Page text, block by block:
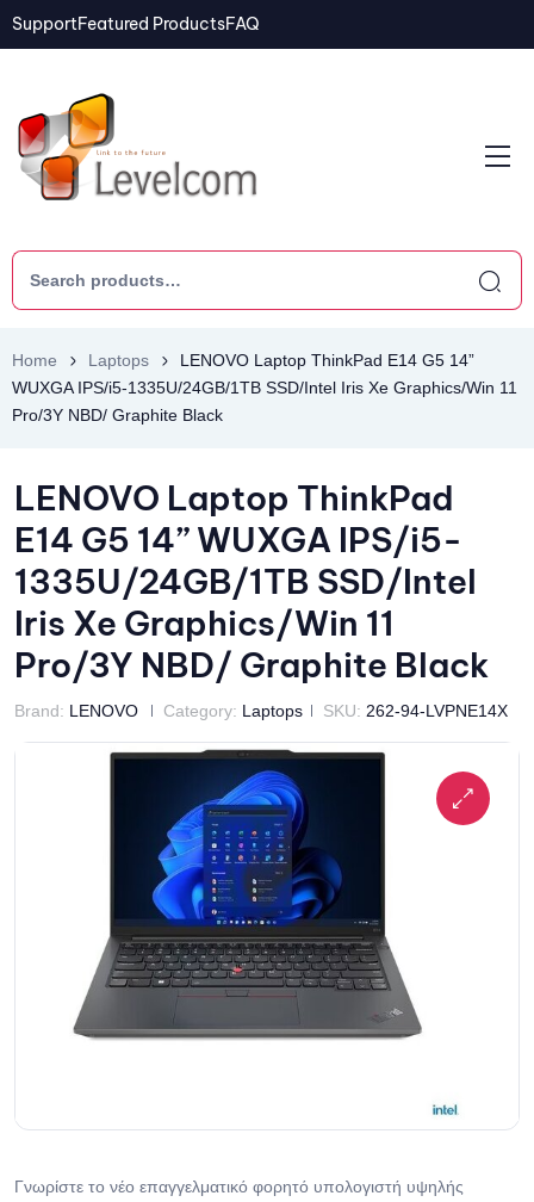
SupportFeatured ProductsFAQ
Home Laptops
LENOVO Laptop ThinkPad E14 G5 14”
WUXGA IPS/i5-1335U/24GB/1TB SSD/Intel Iris Xe Graphics/Win 11
Pro/3Y NBD/ Graphite Black
LENOVO Laptop ThinkPad
E14 G5 14” WUXGA IPS/i5-
1335U/24GB/1TB SSD/Intel
Iris Xe Graphics/Win 11
Pro/3Y NBD/ Graphite Black
Brand: LENOVO Category: Laptops SKU: 262-94-LVPNE14X
Γνωρίστε το νέo επαγγελματικό φορητό υπολογιστή υψηλής